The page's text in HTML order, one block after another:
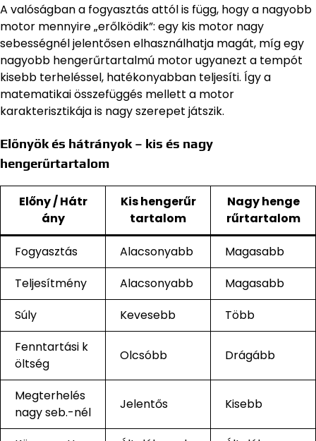
A valóságban a fogyasztás attól is függ, hogy a nagyobb
motor mennyire „erőlködik”: egy kis motor nagy
sebességnél jelentősen elhasználhatja magát, míg egy
nagyobb hengerűrtartalmú motor ugyanezt a tempót
kisebb terheléssel, hatékonyabban teljesíti. Így a
matematikai összefüggés mellett a motor
karakterisztikája is nagy szerepet játszik.
Előnyök és hátrányok – kis és nagy
hengerűrtartalom
Előny / Hátr
ány
Kis hengerűr
tartalom
Nagy henge
rűrtartalom
Fogyasztás Alacsonyabb
Magasabb
Teljesítmény
Alacsonyabb
Magasabb
Súly
Kevesebb
Több
Fenntartási k
öltség
Olcsóbb Drágább
Megterhelés
nagy seb.-nél
Jelentős Kisebb